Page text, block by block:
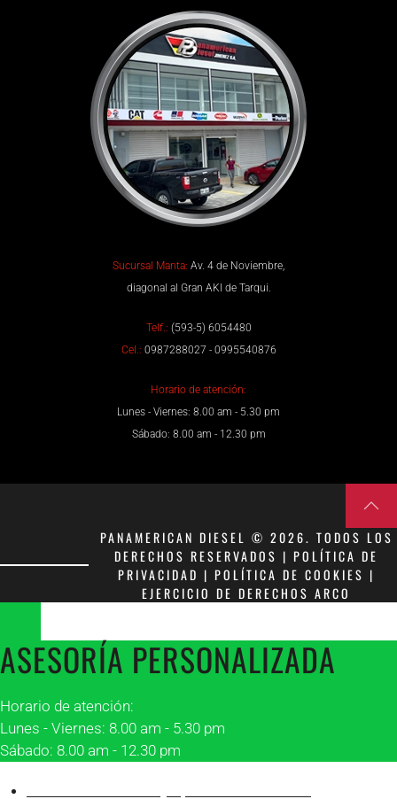
Sucursal Manta: Av. 4 de Noviembre,
diagonal al Gran AKI de Tarqui.
Telf.: (593-5) 6054480
Cel.: 0987288027 - 0995540876
Horario de atención:
Lunes - Viernes: 8.00 am - 5.30 pm
Sábado: 8.00 am - 12.30 pm
PANAMERICAN DIESEL © 2026. TODOS LOS
DERECHOS RESERVADOS | POLÍTICA DE
PRIVACIDAD | POLÍTICA DE COOKIES |
EJERCICIO DE DERECHOS ARCO
ASESORÍA PERSONALIZADA
Horario de atención:
Lunes - Viernes: 8.00 am - 5.30 pm
Sábado: 8.00 am - 12.30 pm